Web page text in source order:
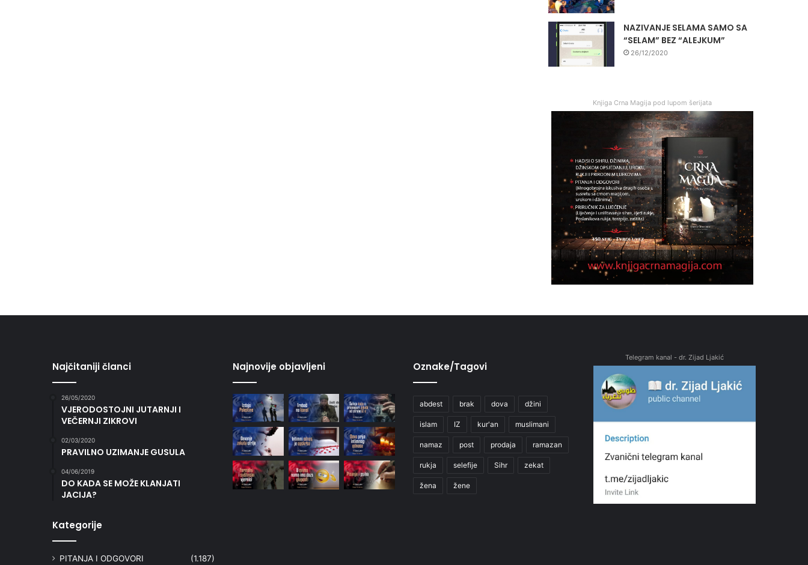
NAZIVANJE SELAMA SAMO SA
“SELAM” BEZ “ALEJKUM”
26/12/2020
Knjiga Crna Magija pod lupom šerijata
Najčitaniji članci
26/05/2020
VJERODOSTOJNI JUTARNJI I
VEČERNJI ZIKROVI
02/03/2020
PRAVILNO UZIMANJE GUSULA
04/06/2019
DO KADA SE MOŽE KLANJATI
JACIJA?
Kategorije
PITANJA I ODGOVORI (1.187)
Najnovije objavljeni Oznake/Tagovi
abdest brak dova džini
islam IZ kur'an muslimani
namaz post prodaja ramazan
rukja selefije Sihr zekat
žena žene
Telegram kanal - dr. Zijad Ljakić